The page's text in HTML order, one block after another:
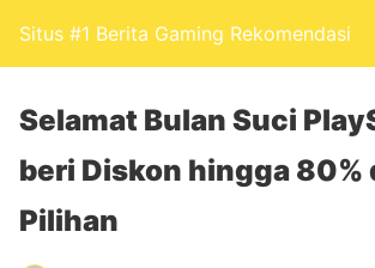
Situs #1 Berita Gaming Rekomendasi
Selamat Bulan Suci
beri Diskon hingga 80%
Pilihan